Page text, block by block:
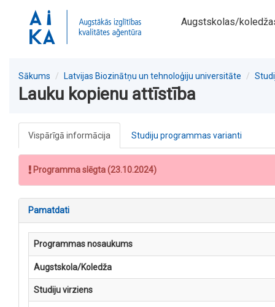
Augstskolas/
Sākums Latvijas Biozinātņu un tehnoloģiju universitāte
Lauku kopienu attīstība
Vispārīgā informācija Studiju programmas varianti
Programma slēgta (23.10.2024)
Pamatdati
Programmas nosaukums
Augstskola/Koledža
Studiju virziens